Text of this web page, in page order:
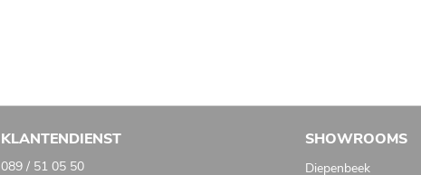
KLANTENDIENST
089 / 51 05 50
SHOWROOMS
Diepenbeek